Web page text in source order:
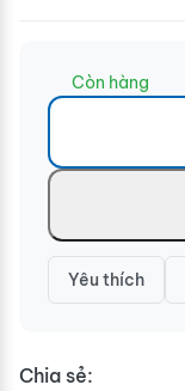
Còn hàng
Yêu thích
Chia sẻ: